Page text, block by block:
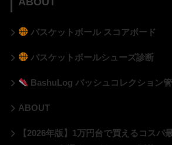
バスケットボール スコアボード
バスケットボールシューズ診断
BashuLog バッシュコレクション
ABOUT
【2026年版】1万円台で買えるコスパ